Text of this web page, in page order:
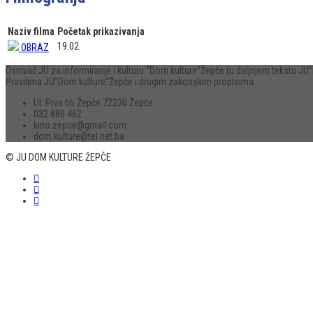
Naziv filma Početak prikazivanja
OBRAZ
19.02.
Osnivač JU za informiranje i kulturu “Dom kulture“Žepče (u daljnjem tekstu
Pravilima JU”Dom kulture”Žepče i drugim zakonskim propisima.
Ul. Prva bb Žepče 72230 Žepče
032 880 462
kino.zepce@gmail.com
dom.kulture@tel.net.ba
© JU DOM KULTURE ŽEPČE